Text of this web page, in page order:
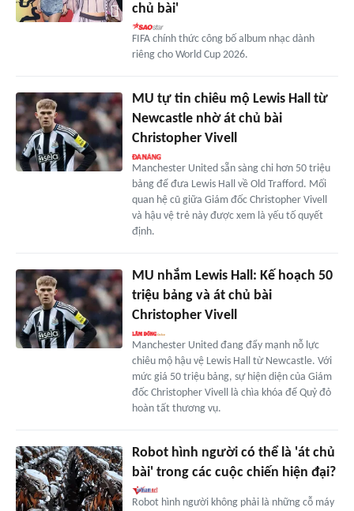
chủ bài'
FIFA chính thức công bố album nhạc dành
riêng cho World Cup 2026.
MU tự tin chiêu mộ Lewis Hall từ
Newcastle nhờ át chủ bài
Christopher Vivell
Manchester United sẵn sàng chi hơn 50 triệu
bảng để đưa Lewis Hall về Old Trafford. Mối
quan hệ cũ giữa Giám đốc Christopher Vivell
và hậu vệ trẻ này được xem là yếu tố quyết
định.
MU nhắm Lewis Hall: Kế hoạch 50
triệu bảng và át chủ bài
Christopher Vivell
Manchester United đang đẩy mạnh nỗ lực
chiêu mộ hậu vệ Lewis Hall từ Newcastle. Với
mức giá 50 triệu bảng, sự hiện diện của Giám
đốc Christopher Vivell là chìa khóa để Quỷ đỏ
hoàn tất thương vụ.
Robot hình người có thể là 'át chủ
bài' trong các cuộc chiến hiện đại?
Robot hình người không phải là những cỗ máy